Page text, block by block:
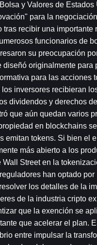
y Valores de
para la
recibir una importante
funcionarios de
su preocupación
originalmente para
para las acciones
inversores recibieran
dividendos y derechos
que aún quedan varios
en blockchains
emitan tokens. Si bien el
más abierto a los
Street en la
han optado
los detalles de la
de la industria cripto
que la exención se
que acelerar el plan.
entre impulsar la